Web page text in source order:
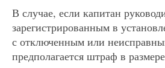
В случае, если капитан
зарегистрированным в
с отключенным или
предполагается штраф в